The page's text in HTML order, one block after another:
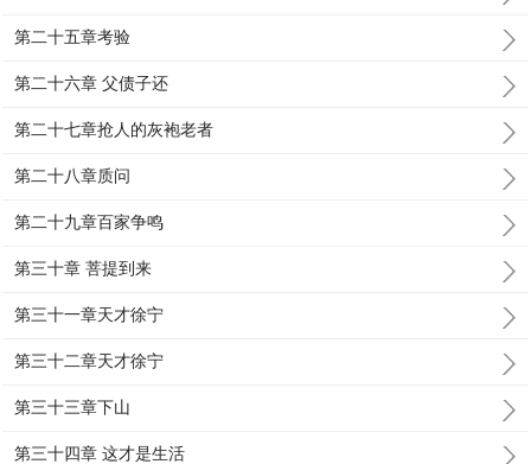
第二十五章考验
第二十六章 父债子还
第二十七章抢人的灰袍老者
第二十八章质问
第二十九章百家争鸣
第三十章 菩提到来
第三十一章天才徐宁
第三十二章天才徐宁
第三十三章下山
第三十四章 这才是生活